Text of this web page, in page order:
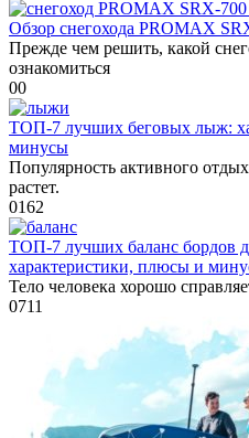
Обзор снегохода PROMAX
Прежде чем решить, какой
ознакомиться
00
ТОП-7 лучших беговых лыж:
минусы
Популярность активного
растет.
0162
ТОП-7 лучших баланс бордов
характеристики, плюсы и
Тело человека хорошо
0711